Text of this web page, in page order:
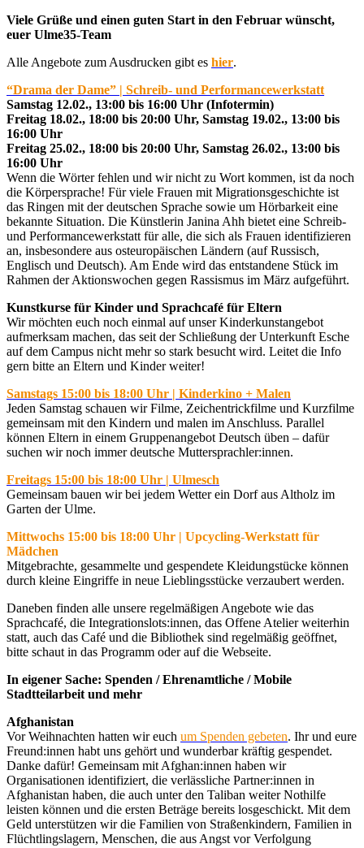
Viele Grüße und einen guten Start in den Februar wünscht,
euer Ulme35-Team
Alle Angebote zum Ausdrucken gibt es hier.
“Drama der Dame” | Schreib- und Performancewerkstatt
Samstag 12.02., 13:00 bis 16:00 Uhr (Infotermin)
Freitag 18.02., 18:00 bis 20:00 Uhr, Samstag 19.02., 13:00 bis
16:00 Uhr
Freitag 25.02., 18:00 bis 20:00 Uhr, Samstag 26.02., 13:00 bis
16:00 Uhr
Wenn die Wörter fehlen und wir nicht zu Wort kommen, ist da noch
die Körpersprache! Für viele Frauen mit Migrationsgeschichte ist
das Ringen mit der deutschen Sprache sowie um Hörbarkeit eine
bekannte Situation. Die Künstlerin Janina Ahh bietet eine Schreib-
und Performancewerkstatt für alle, die sich als Frauen identifizieren
an, insbesondere aus osteuropäischen Ländern (auf Russisch,
Englisch und Deutsch). Am Ende wird das entstandene Stück im
Rahmen der Aktionswochen gegen Rassismus im März aufgeführt.
Kunstkurse für Kinder und Sprachcafé für Eltern
Wir möchten euch noch einmal auf unser Kinderkunstangebot
aufmerksam machen, das seit der Schließung der Unterkunft Esche
auf dem Campus nicht mehr so stark besucht wird. Leitet die Info
gern bitte an Eltern und Kinder weiter!
Samstags 15:00 bis 18:00 Uhr | Kinderkino + Malen
Jeden Samstag schauen wir Filme, Zeichentrickfilme und Kurzfilme
gemeinsam mit den Kindern und malen im Anschluss. Parallel
können Eltern in einem Gruppenangebot Deutsch üben – dafür
suchen wir noch immer deutsche Muttersprachler:innen.
Freitags 15:00 bis 18:00 Uhr | Ulmesch
Gemeinsam bauen wir bei jedem Wetter ein Dorf aus Altholz im
Garten der Ulme.
Mittwochs 15:00 bis 18:00 Uhr | Upcycling-Werkstatt für
Mädchen
Mitgebrachte, gesammelte und gespendete Kleidungstücke können
durch kleine Eingriffe in neue Lieblingsstücke verzaubert werden.
Daneben finden alle unsere regelmäßigen Angebote wie das
Sprachcafé, die Integrationslots:innen, das Offene Atelier weiterhin
statt, auch das Café und die Bibliothek sind regelmäßig geöffnet,
bitte schaut in das Programm oder auf die Webseite.
In eigener Sache: Spenden / Ehrenamtliche / Mobile
Stadtteilarbeit und mehr
Afghanistan
Vor Weihnachten hatten wir euch um Spenden gebeten. Ihr und eure
Freund:innen habt uns gehört und wunderbar kräftig gespendet.
Danke dafür! Gemeinsam mit Afghan:innen haben wir
Organisationen identifiziert, die verlässliche Partner:innen in
Afghanistan haben, die auch unter den Taliban weiter Nothilfe
leisten können und die ersten Beträge bereits losgeschickt. Mit dem
Geld unterstützen wir die Familien von Straßenkindern, Familien in
Flüchtlingslagern, Menschen, die aus Angst vor Verfolgung